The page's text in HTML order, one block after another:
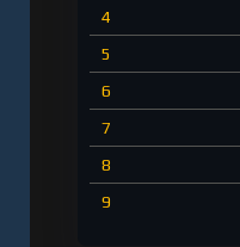
4
5
6
7
8
9